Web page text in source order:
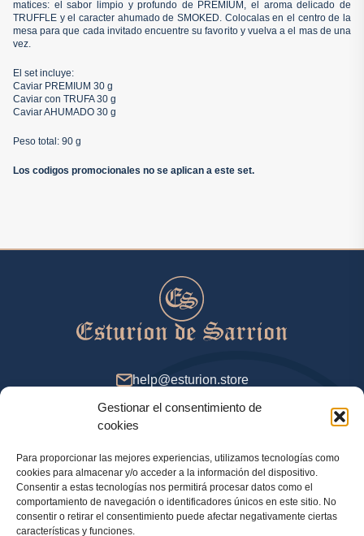
Gestionar el consentimiento de
cookies
Para proporcionar las mejores experiencias, utilizamos tecnologías como
cookies para almacenar y/o acceder a la información del dispositivo.
Consentir a estas tecnologías nos permitirá procesar datos como el
comportamiento de navegación o identificadores únicos en este sitio. No
consentir o retirar el consentimiento puede afectar negativamente ciertas
características y funciones.
matices: el sabor limpio y profundo de PREMIUM, el aroma delicado de
TRUFFLE y el caracter ahumado de SMOKED. Colocalas en el centro de la
mesa para que cada invitado encuentre su favorito y vuelva a el mas de una
vez.
El set incluye:
Caviar PREMIUM 30 g
Caviar con TRUFA 30 g
Caviar AHUMADO 30 g
Peso total: 90 g
Los codigos promocionales no se aplican a este set.
help@esturion.store
De 9 a 18 (GMT+2), días de entresemana
Método de pago